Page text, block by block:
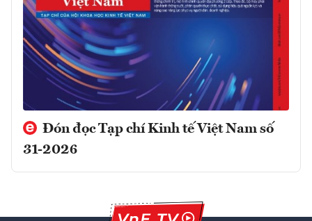
Đón đọc Tạp chí Kinh tế Việt Nam số
31-2026